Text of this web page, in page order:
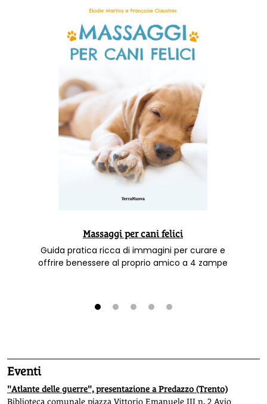
Massaggi per cani felici
Guida pratica ricca di immagini per curare e
offrire benessere al proprio amico a 4 zampe
Eventi
"Atlante delle guerre", presentazione a Predazzo (Trento)
Biblioteca comunale piazza Vittorio Emanuele III n. 2 Avio